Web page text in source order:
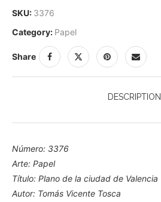
SKU: 3376
Category: Papel
Share
DESCRIPTION
Número: 3376
Arte: Papel
Título: Plano de la ciudad de Valencia
Autor: Tomás Vicente Tosca